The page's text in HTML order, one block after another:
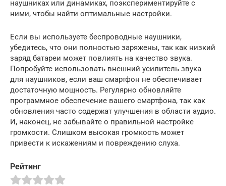
наушниках или динамиках, поэкспериментируйте с
ними, чтобы найти оптимальные настройки.
Если вы используете беспроводные наушники,
убедитесь, что они полностью заряжены, так как низкий
заряд батареи может повлиять на качество звука.
Попробуйте использовать внешний усилитель звука
для наушников, если ваш смартфон не обеспечивает
достаточную мощность. Регулярно обновляйте
программное обеспечение вашего смартфона, так как
обновления часто содержат улучшения в области аудио.
И, наконец, не забывайте о правильной настройке
громкости. Слишком высокая громкость может
привести к искажениям и повреждению слуха.
Рейтинг